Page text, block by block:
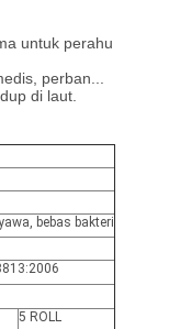
untuk perahu
perban...
di laut.
bebas bakteri
5 ROLL